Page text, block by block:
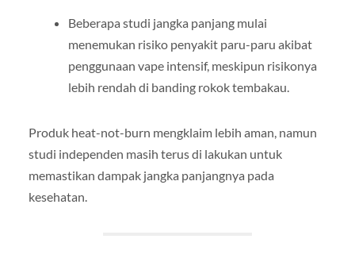
Beberapa studi jangka panjang mulai
menemukan risiko penyakit paru-paru akibat
penggunaan vape intensif, meskipun risikonya
lebih rendah di banding rokok tembakau.
Produk heat-not-burn mengklaim lebih aman, namun
studi independen masih terus di lakukan untuk
memastikan dampak jangka panjangnya pada
kesehatan.